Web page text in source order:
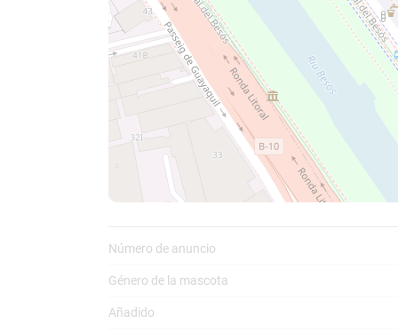
Número de anuncio
Género de la mascota
Añadido